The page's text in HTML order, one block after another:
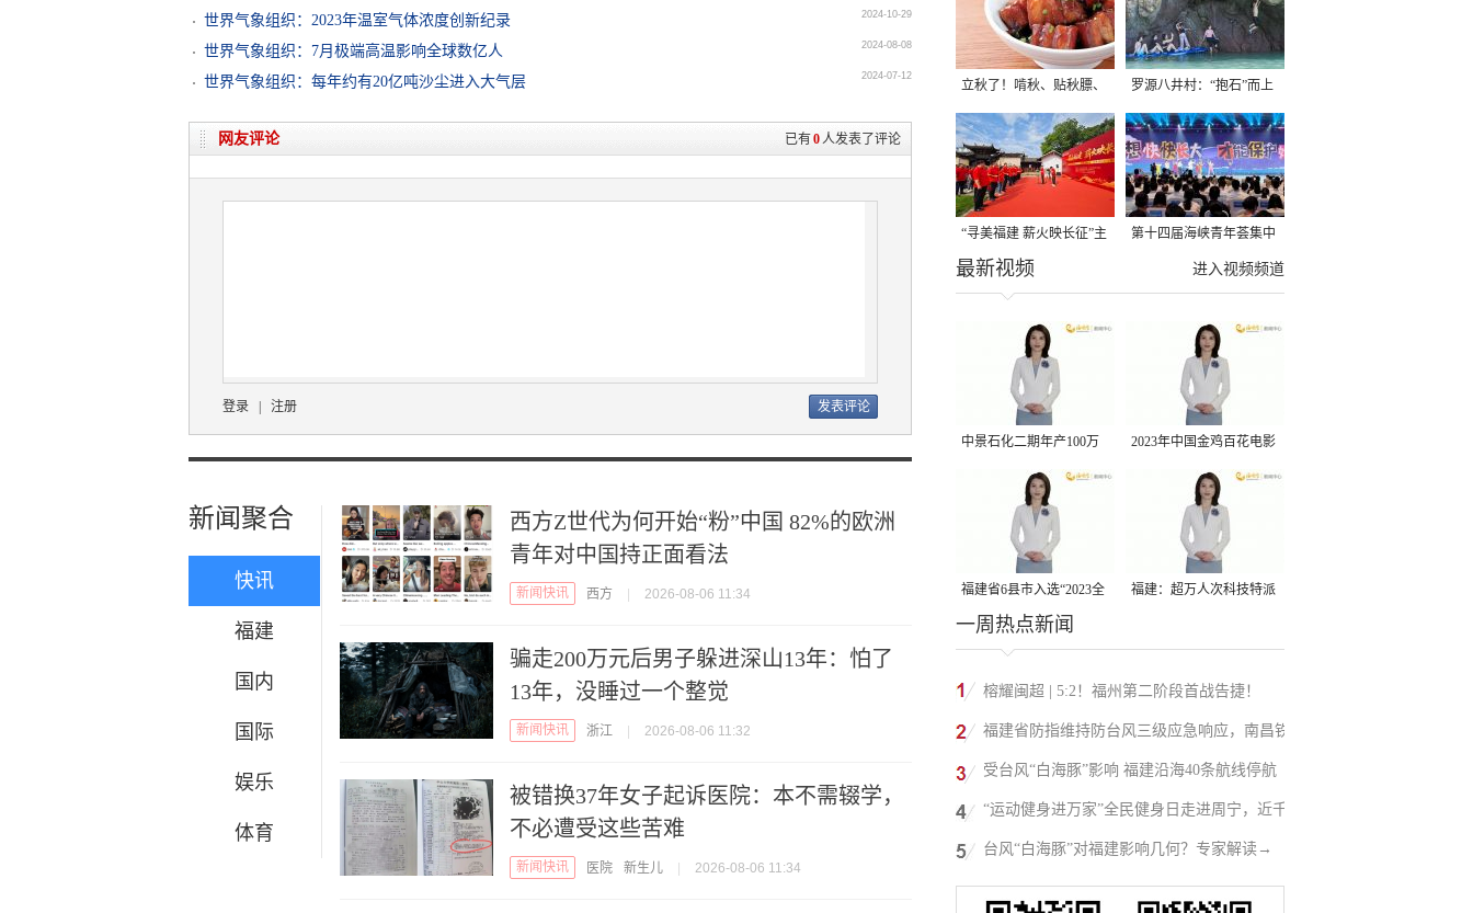
世界气象组织：2023年温室气体浓度创新纪录
2024-10-29
世界气象组织：7月极端高温影响全球数亿人 2024-08-08
世界气象组织：每年约有20亿吨沙尘进入大气层 2024-07-12
已有0人发表了评论
网友评论
登录 注册
新闻聚合
快讯
福建
国内
国际
娱乐
体育
西方Z世代为何开始“粉”中国 82%的欧洲
青年对中国持正面看法
新闻快讯 西方 2026-08-06 11:34
骗走200万元后男子躲进深山13年：怕了
13年，没睡过一个整觉
新闻快讯 浙江 2026-08-06 11:32
被错换37年女子起诉医院：本不需辍学，
不必遭受这些苦难
新闻快讯 医院 新生儿 2026-08-06 11:34
立秋了！啃秋、贴秋膘、
晒秋，福建人这样过才够
味→
罗源八井村：“抱石”而上
“寻美福建 薪火映长征”主
题活动在龙岩长汀启动
第十四届海峡青年荟集中
阶段活动在福州举行
进入视频频道
最新视频
中景石化二期年产100万
吨丙烷脱氢项目建成中交
2023年中国金鸡百花电影
节有福电影巡展31日启动
福建省6县市入选“2023全
国县域发展潜力百强县”
福建：超万人次科技特派
一周热点新闻
榕耀闽超 | 5:2！福州第二阶段首战告捷！
福建省防指维持防台风三级应急响应，南昌铁
路停运部分旅客列车→
受台风“白海豚”影响 福建沿海40条航线停航
“运动健身进万家”全民健身日走进周宁，近千
人徒步云端
台风“白海豚”对福建影响几何？专家解读→